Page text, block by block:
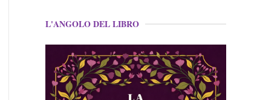
L'ANGOLO DEL LIBRO